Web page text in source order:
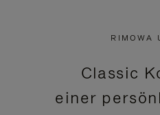
PAUSIERT,
BITTE
KLICKEN
SIE
RIMOWA
Classic
einer